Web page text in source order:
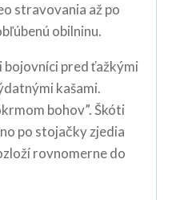
stravovania až po
obilninu.
bojovníci pred ťažkými
kašami.
bohov”. Škóti
po stojačky zjedia
rovnomerne do